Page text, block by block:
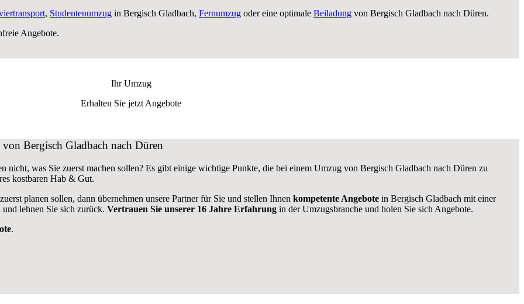
, Studentenumzug in Bergisch Gladbach, Fernumzug oder eine optimale Beiladung von Bergisch Gladbach nach Düren.
Angebote.
Ihr Umzug
Erhalten Sie jetzt Angebote
Bergisch Gladbach nach Düren
nicht, was Sie zuerst machen sollen? Es gibt einige wichtige Punkte, die bei einem Umzug von Bergisch Gladbach nach Düren zu
kostbaren Hab & Gut.
planen sollen, dann übernehmen unsere Partner für Sie und stellen Ihnen kompetente Angebote in Bergisch Gladbach mit einer
lehnen Sie sich zurück. Vertrauen Sie unserer 16 Jahre Erfahrung in der Umzugsbranche und holen Sie sich Angebote.
.